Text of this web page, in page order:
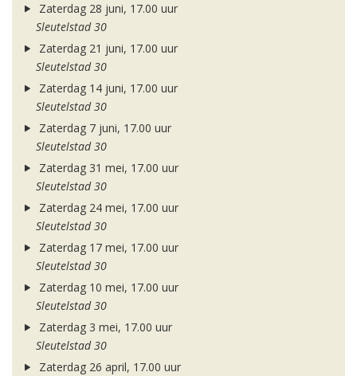
Zaterdag 28 juni, 17.00 uur
Sleutelstad 30
Zaterdag 21 juni, 17.00 uur
Sleutelstad 30
Zaterdag 14 juni, 17.00 uur
Sleutelstad 30
Zaterdag 7 juni, 17.00 uur
Sleutelstad 30
Zaterdag 31 mei, 17.00 uur
Sleutelstad 30
Zaterdag 24 mei, 17.00 uur
Sleutelstad 30
Zaterdag 17 mei, 17.00 uur
Sleutelstad 30
Zaterdag 10 mei, 17.00 uur
Sleutelstad 30
Zaterdag 3 mei, 17.00 uur
Sleutelstad 30
Zaterdag 26 april, 17.00 uur